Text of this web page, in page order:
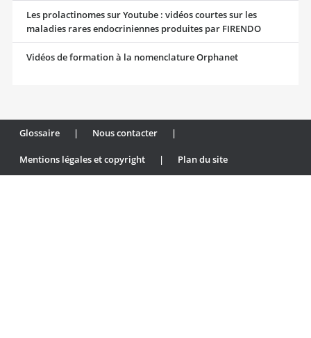
Les prolactinomes sur Youtube : vidéos courtes sur les
maladies rares endocriniennes produites par FIRENDO
Vidéos de formation à la nomenclature Orphanet
Glossaire | Nous contacter |
Mentions légales et copyright | Plan du site